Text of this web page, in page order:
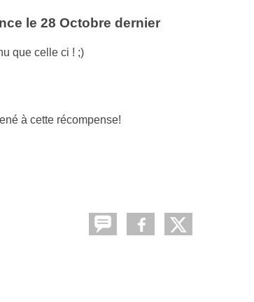
le 28 Octobre dernier
que celle ci ! ;)
à cette récompense!